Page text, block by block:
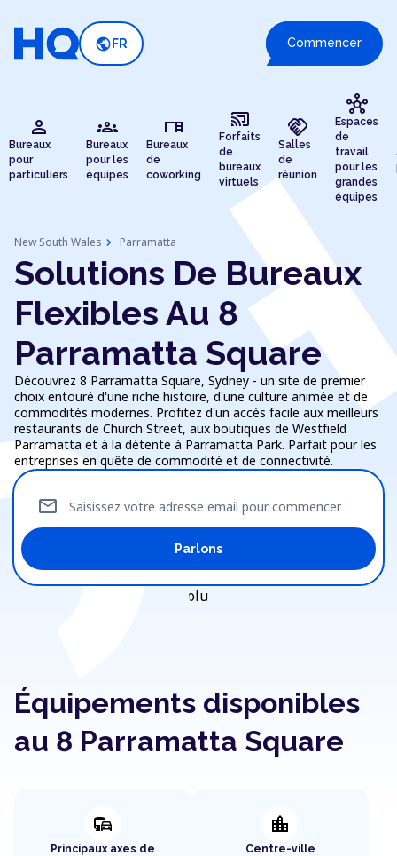
public FR Commencer
person
Bureaux
pour
particuliers
groups
Bureaux
pour les
équipes
desk
Bureaux
de
coworking
cast_connected
Forfaits
de
bureaux
virtuels
handshake
Salles
de
réunion
hub
Espaces
de
travail
pour les
grandes
équipes
New South Wales chevron_right Parramatta
Solutions De Bureaux
Flexibles Au 8
Parramatta Square
Découvrez 8 Parramatta Square, Sydney - un site de premier
choix entouré d'une riche histoire, d'une culture animée et de
commodités modernes. Profitez d'un accès facile aux meilleurs
restaurants de Church Street, aux boutiques de Westfield
Parramatta et à la détente à Parramatta Park. Parfait pour les
entreprises en quête de commodité et de connectivité.
Saisissez votre adresse email pour commencer
mail
Parlons
Équipements disponibles
au 8 Parramatta Square
commute
Principaux axes de
location_city
Centre-ville